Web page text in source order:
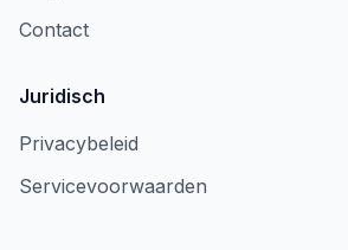
Contact
Juridisch
Privacybeleid
Servicevoorwaarden